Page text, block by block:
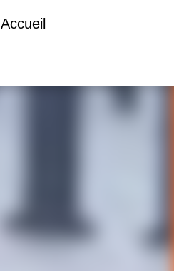
Accueil